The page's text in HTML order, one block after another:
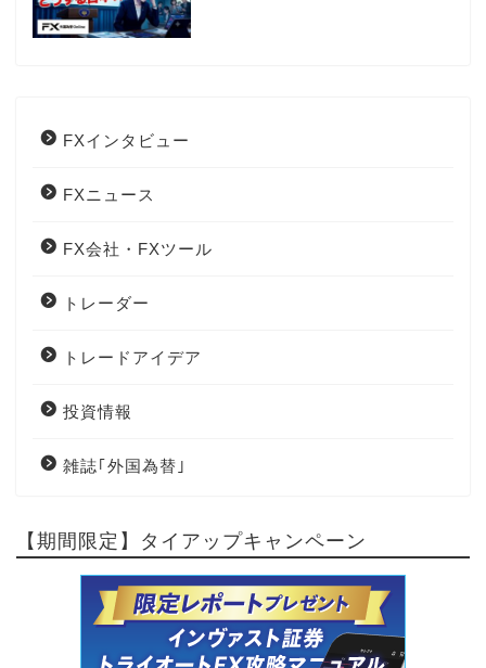
FXインタビュー
FXニュース
FX会社・FXツール
トレーダー
トレードアイデア
投資情報
雑誌｢外国為替｣
【期間限定】タイアップキャンペーン